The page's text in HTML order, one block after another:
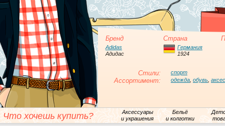
Бренд Страна
Adidas
Адидас
Германия
1924
Стили: спорт
Ассортимент: одежда обувь
Что хочешь купить?
Аксессуары
и украшения
Бельё
и колготки